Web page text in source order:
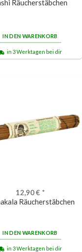
Räucherstäbchen
IN DEN WARENKORB
in 3 Werktagen bei dir
12,90€ *
Räucherstäbchen
IN DEN WARENKORB
in 3 Werktagen bei dir